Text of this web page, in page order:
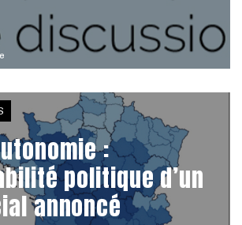
:
politique d’un
annoncé